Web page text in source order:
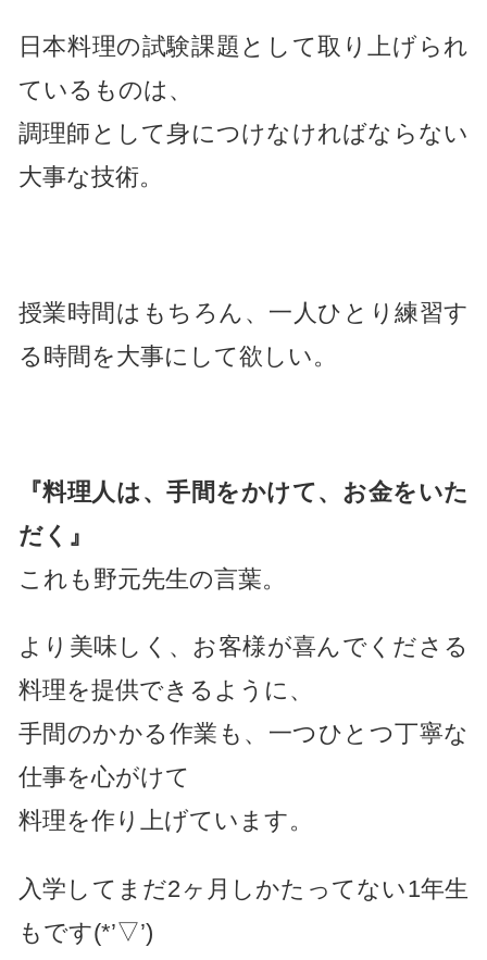
日本料理の試験課題として取り上げられ
ているものは、
調理師として身につけなければならない
大事な技術。
授業時間はもちろん 、一人ひとり練習す
る時間を大事にして欲しい。
『料理人は、手間をかけて、お金をいた
だく』
これも野元先生の言葉。
より美味しく、お客様が喜んでくださる
料理を提供できるように、
手間のかかる作業も、一つひとつ丁寧な
仕事を心がけて
料理を作り上げています。
入学してまだ2ヶ月しかたってない1年生
もです(*’▽’)